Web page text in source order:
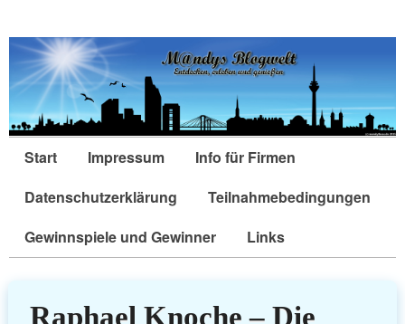
Start Impressum
Info für Firmen
Datenschutzerklärung
Teilnahmebedingungen
Gewinnspiele und Gewinner
Links
Raphael Knoche – Die